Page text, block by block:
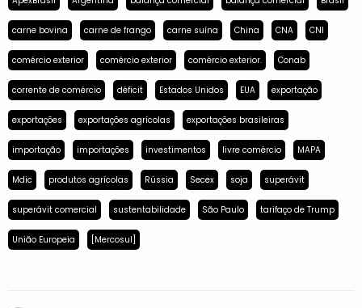
carne bovina carne de frango carne suína China CNA CNI
comércio exterior comércio exterior comércio exterior. Conab
corrente de comércio déficit Estados Unidos EUA exportação
exportações exportações agrícolas exportações brasileiras
importação importações investimentos livre comércio MAPA
Mdic produtos agrícolas Rússia Secex soja superávit
superávit comercial sustentabilidade São Paulo tarifaço de Trump
União Europeia [Mercosul]